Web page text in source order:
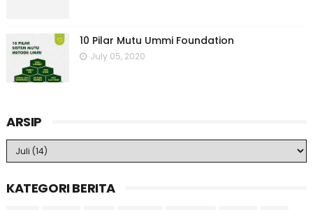
10 Pilar Mutu Ummi Foundation
July 05, 2020
ARSIP
KATEGORI BERITA